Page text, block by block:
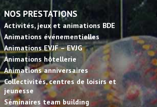
NOS PRESTATIONS
Activités, jeux et animations BDE
Animations événementielles
Animations EVJF – EVJG
Animations hôtellerie
Animations anniversaires
Collectivités, centres de loisirs et
jeunesse
Séminaires team building